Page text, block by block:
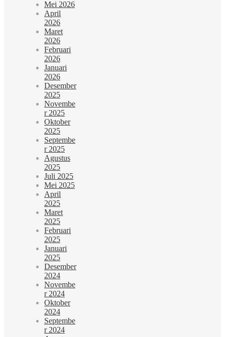
Mei 2026
April
2026
Maret
2026
Februari
2026
Januari
2026
Desember
2025
Novembe
r 2025
Oktober
2025
Septembe
r 2025
Agustus
2025
Juli 2025
Mei 2025
April
2025
Maret
2025
Februari
2025
Januari
2025
Desember
2024
Novembe
r 2024
Oktober
2024
Septembe
r 2024